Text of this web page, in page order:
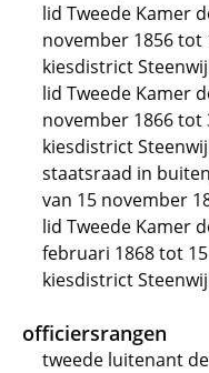
lid Tweede Kamer
november 1856
kiesdistrict
lid Tweede Kamer
november 1866 tot
kiesdistrict
staatsraad in
van 15 november
lid Tweede Kamer
februari 1868 tot
kiesdistrict
officiersrangen
tweede luitenant